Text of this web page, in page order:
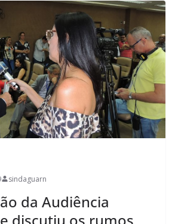
sindaguarn
da Audiência